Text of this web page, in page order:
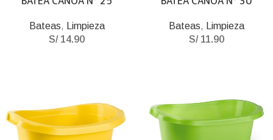
Bateas,
Limpieza
S/14.90
Bateas,
Limpieza
S/11.90